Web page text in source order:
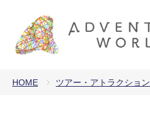
HOME ツアー・アトラクション